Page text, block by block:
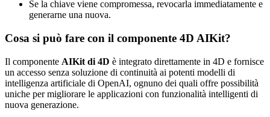
Se la chiave viene compromessa, revocarla immediatamente e
generarne una nuova.
Cosa si può fare con il componente 4D AIKit?
Il componente AIKit di 4D è integrato direttamente in 4D e fornisce
un accesso senza soluzione di continuità ai potenti modelli di
intelligenza artificiale di OpenAI, ognuno dei quali offre possibilità
uniche per migliorare le applicazioni con funzionalità intelligenti di
nuova generazione.